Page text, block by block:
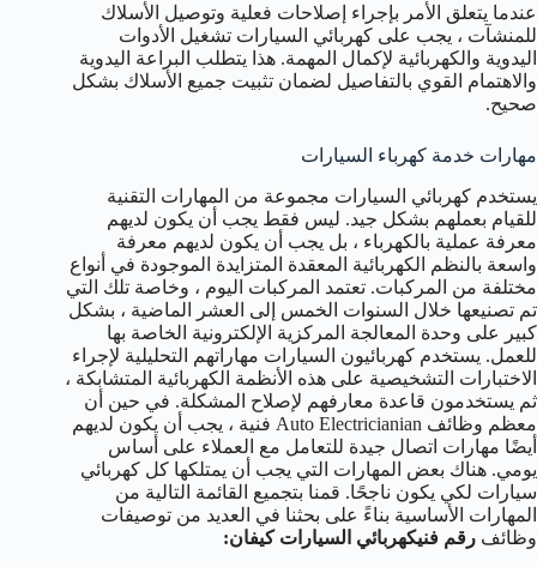
عندما يتعلق الأمر بإجراء إصلاحات فعلية وتوصيل الأسلاك
للمنشآت ، يجب على كهربائي السيارات تشغيل الأدوات
اليدوية والكهربائية لإكمال المهمة. هذا يتطلب البراعة اليدوية
والاهتمام القوي بالتفاصيل لضمان تثبيت جميع الأسلاك بشكل
صحيح.
مهارات خدمة كهرباء السيارات
يستخدم كهربائي السيارات مجموعة من المهارات التقنية
للقيام بعملهم بشكل جيد. ليس فقط يجب أن يكون لديهم
معرفة عملية بالكهرباء ، بل يجب أن يكون لديهم معرفة
واسعة بالنظم الكهربائية المعقدة المتزايدة الموجودة في أنواع
مختلفة من المركبات. تعتمد المركبات اليوم ، وخاصة تلك التي
تم تصنيعها خلال السنوات الخمس إلى العشر الماضية ، بشكل
كبير على وحدة المعالجة المركزية الإلكترونية الخاصة بها
للعمل. يستخدم كهربائيون السيارات مهاراتهم التحليلية لإجراء
الاختبارات التشخيصية على هذه الأنظمة الكهربائية المتشابكة ،
ثم يستخدمون قاعدة معارفهم لإصلاح المشكلة. في حين أن
معظم وظائف Auto Electricianian فنية ، يجب أن يكون لديهم
أيضًا مهارات اتصال جيدة للتعامل مع العملاء على أساس
يومي. هناك بعض المهارات التي يجب أن يمتلكها كل كهربائي
سيارات لكي يكون ناجحًا. قمنا بتجميع القائمة التالية من
المهارات الأساسية بناءً على بحثنا في العديد من توصيفات
وظائف رقم فنيكهربائي السيارات كيفان: